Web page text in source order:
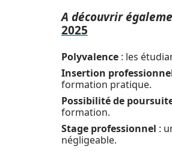
A découvrir
2025
Polyvalence : les
Insertion
formation pratique.
Possibilité de
formation.
Stage professionnel :
négligeable.